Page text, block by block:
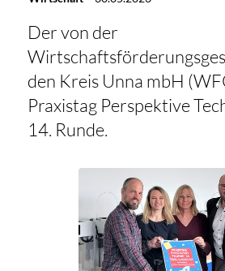
Der von der
den Kreis Unna mbH
Praxistag Perspektive
14. Runde.